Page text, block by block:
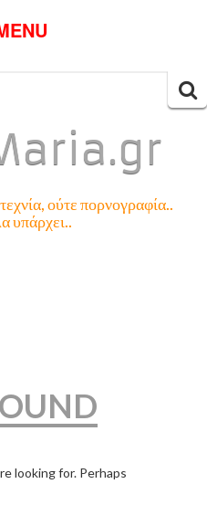
ούτε πορνογραφία..
υπάρχει..
looking for. Perhaps